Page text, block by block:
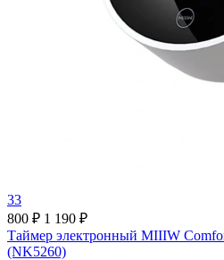
33
800 ₽ 1 190 ₽
Таймер электронный MIIIW
(NK5260)